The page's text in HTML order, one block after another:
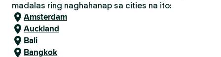
madalas ring naghahanap sa cities na ito:
Amsterdam
Auckland
Bali
Bangkok